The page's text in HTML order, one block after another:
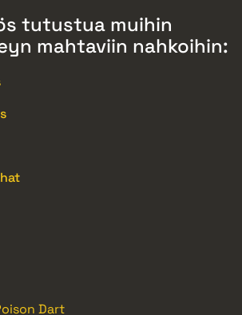
tutustua muihin
mahtaviin nahkoihin:
Dart